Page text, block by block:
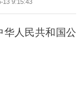
9:15:43
华人民共和国公